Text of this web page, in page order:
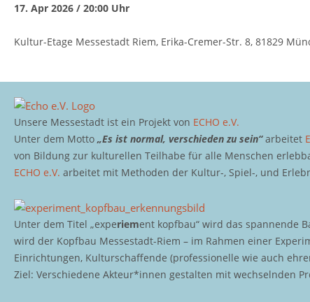
17. Apr 2026 / 20:00 Uhr
Kultur-Etage Messestadt Riem, Erika-Cremer-Str. 8, 81829
Unsere Messestadt ist ein Projekt von ECHO e.V.
Unter dem Motto „Es ist normal, verschieden zu sein“arbeitet
von Bildung zur kulturellen Teilhabe für alle Menschen
ECHO e.V. arbeitet mit Methoden der Kultur-, Spiel-, und
Unter dem Titel „experiement kopfbau“ wird das spannende
wird der Kopfbau Messestadt-Riem – im Rahmen einer
Einrichtungen, Kulturschaffende (professionelle wie auch
Ziel: Verschiedene Akteur*innen gestalten mit wechselnden